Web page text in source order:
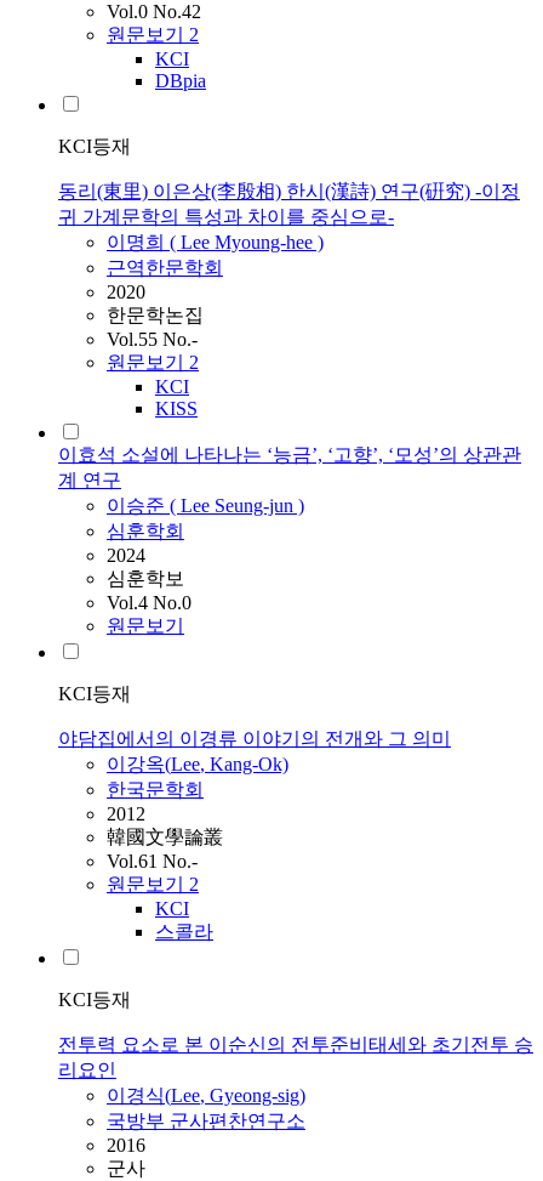
Vol.0 No.42
원문보기 2
KCI
DBpia
KCI등재
동리(東里) 이은상(李殷相) 한시(漢詩) 연구(硏究) -이정
귀 가계문학의 특성과 차이를 중심으로-
이명희 ( Lee Myoung-hee )
근역한문학회
2020
한문학논집
Vol.55 No.-
원문보기 2
KCI
KISS
이효석 소설에 나타나는 ‘능금’, ‘고향’, ‘모성’의 상관관
계 연구
이승준 ( Lee Seung-jun )
심훈학회
2024
심훈학보
Vol.4 No.0
원문보기
KCI등재
야담집에서의 이경류 이야기의 전개와 그 의미
이강옥(Lee, Kang-Ok)
한국문학회
2012
韓國文學論叢
Vol.61 No.-
원문보기 2
KCI
스콜라
KCI등재
전투력 요소로 본 이순신의 전투준비태세와 초기전투 승
리요인
이경식(Lee, Gyeong-sig)
국방부 군사편찬연구소
2016
군사